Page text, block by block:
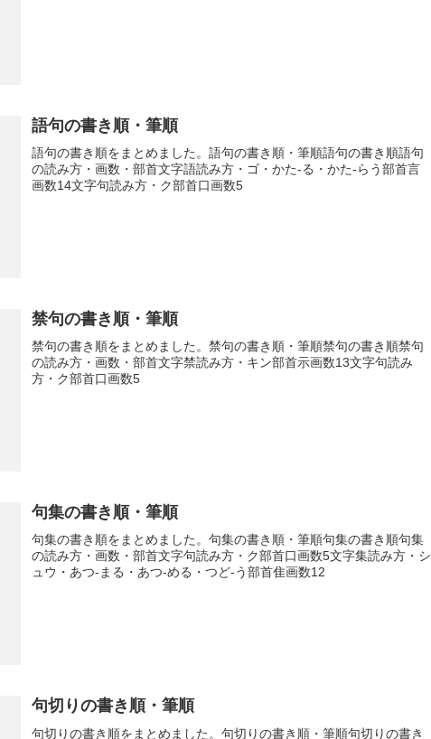
語句の書き順・筆順
語句の書き順をまとめました。語句の書き順・筆順語句の書き順語句
の読み方・画数・部首文字語読み方・ゴ・かた-る・かた-らう部首言
画数14文字句読み方・ク部首口画数5
禁句の書き順・筆順
禁句の書き順をまとめました。禁句の書き順・筆順禁句の書き順禁句
の読み方・画数・部首文字禁読み方・キン部首示画数13文字句読み
方・ク部首口画数5
句集の書き順・筆順
句集の書き順をまとめました。句集の書き順・筆順句集の書き順句集
の読み方・画数・部首文字句読み方・ク部首口画数5文字集読み方・シ
ュウ・あつ-まる・あつ-める・つど-う部首隹画数12
句切りの書き順・筆順
句切りの書き順をまとめました。句切りの書き順・筆順句切りの書き